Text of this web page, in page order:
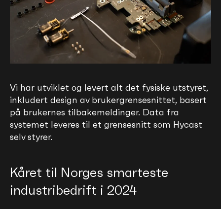
Vi har utviklet og levert alt det fysiske utstyret,
inkludert design av brukergrensesnittet, basert
på brukernes tilbakemeldinger. Data fra
systemet leveres til et grensesnitt som Hycast
selv styrer.
Kåret til Norges smarteste
industribedrift i 2024